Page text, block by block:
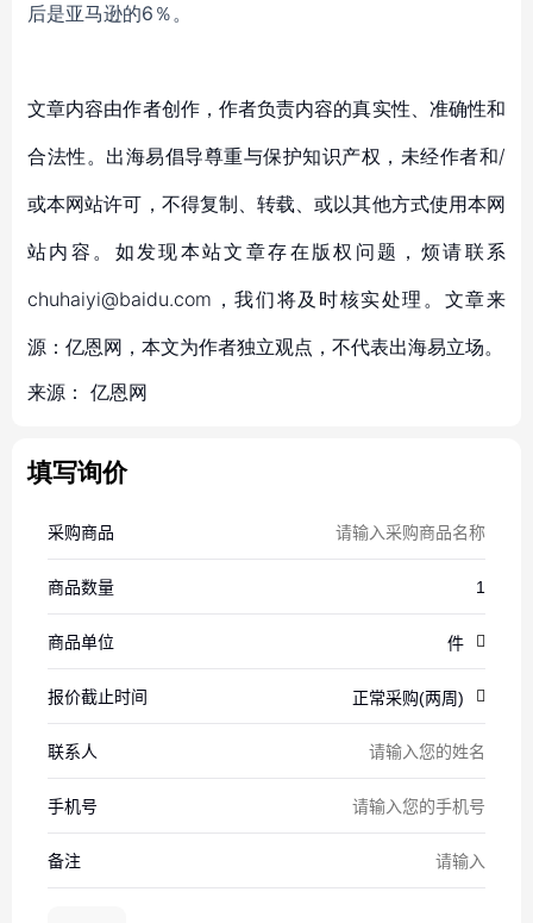
后是亚马逊的6％。
文章内容由作者创作，作者负责内容的真实性、准确性和
合法性。出海易倡导尊重与保护知识产权，未经作者和/
或本网站许可，不得复制、转载、或以其他方式使用本网
站内容。如发现本站文章存在版权问题，烦请联系
chuhaiyi@baidu.com，我们将及时核实处理。文章来
源：亿恩网，本文为作者独立观点，不代表出海易立场。
来源： 亿恩网
填写询价